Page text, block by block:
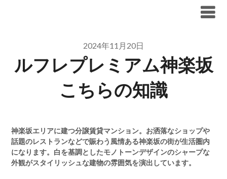
2024年11月20日
ルフレプレミアム神楽坂
こちらの知識
神楽坂エリアに建つ分譲賃貸マンション。お洒落なショップや
話題のレストランなどで賑わう風情ある神楽坂の街が生活圏内
になります。白を基調としたモノトーンデザインのシャープな
外観がスタイリッシュな建物の雰囲気を演出しています。